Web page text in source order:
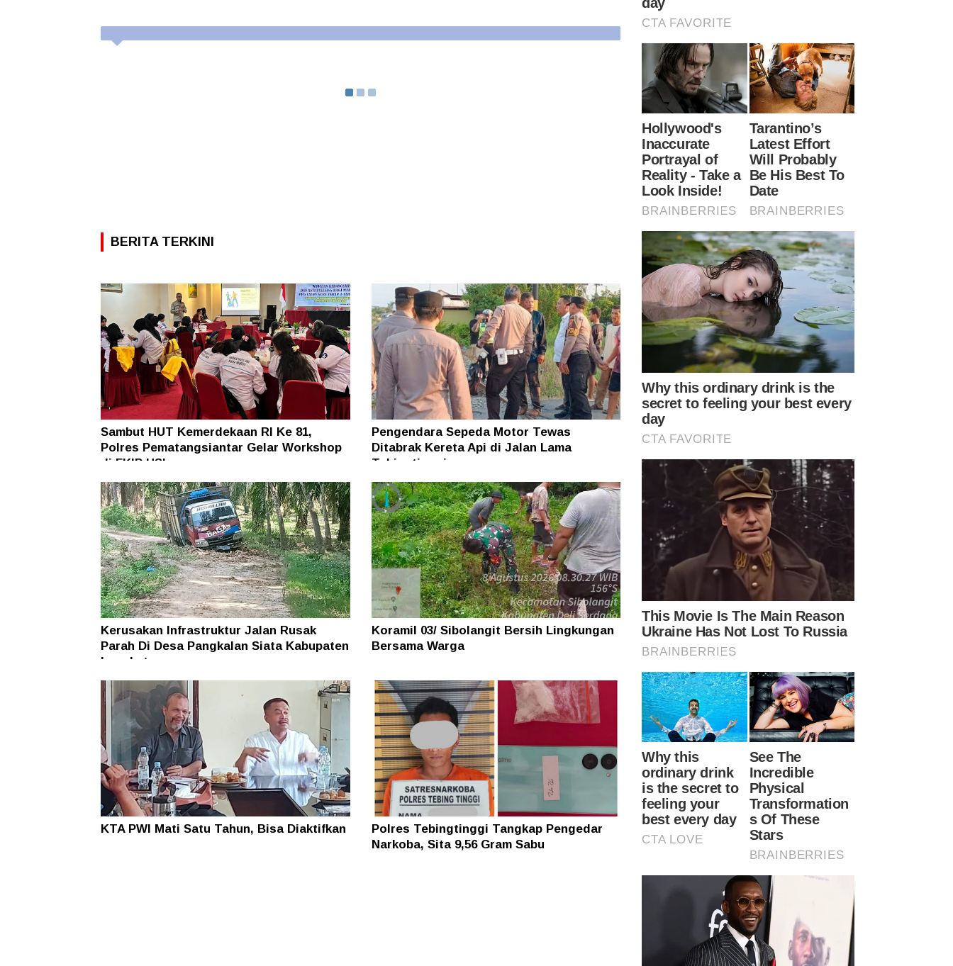
BERITA TERKINI
Sambut HUT Kemerdekaan RI Ke 81,
Polres Pematangsiantar Gelar Workshop
di FKIP USI
Pengendara Sepeda Motor Tewas
Ditabrak Kereta Api di Jalan Lama
Tebingtinggi
Kerusakan Infrastruktur Jalan Rusak
Parah Di Desa Pangkalan Siata Kabupaten
Langkat
Koramil 03/ Sibolangit Bersih Lingkungan
Bersama Warga
KTA PWI Mati Satu Tahun, Bisa Diaktifkan
Polres Tebingtinggi Tangkap Pengedar
Narkoba, Sita 9,56 Gram Sabu